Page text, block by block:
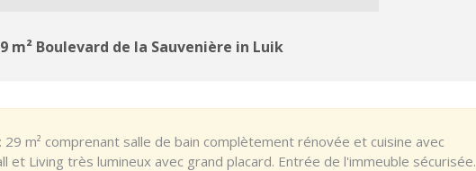
m² Boulevard de la Sauvenière in Luik
29 m² comprenant salle de bain complètement rénovée et cuisine avec
et Living très lumineux avec grand placard. Entrée de l'immeuble sécurisée.